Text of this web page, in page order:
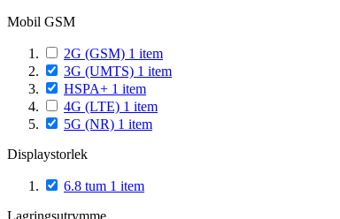
Mobil GSM
2G (GSM) 1 item
3G (UMTS) 1 item
HSPA+ 1 item
4G (LTE) 1 item
5G (NR) 1 item
Displaystorlek
6.8 tum 1 item
Lagringsutrymme